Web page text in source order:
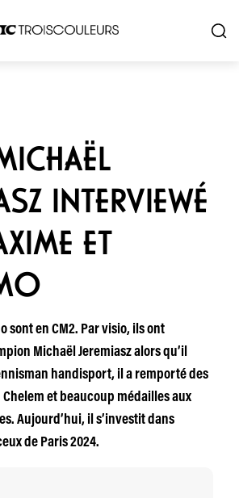
INTERVIEWÉ
ET
sont en CM2. Par visio, ils ont
Michaël Jeremiasz alors qu’il
handisport, il a remporté des
et beaucoup médailles aux
Aujourd’hui, il s’investit dans
de Paris 2024.